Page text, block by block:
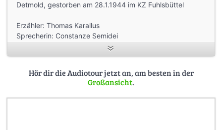
Detmold, gestorben am 28.1.1944 im KZ Fuhlsbüttel
Erzähler: Thomas Karallus
Sprecherin: Constanze Semidei
Hör dir die Audiotour jetzt an, am besten in der
Großansicht.